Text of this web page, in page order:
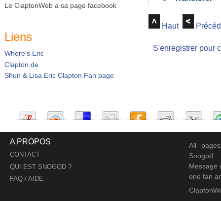
Le ClaptonWeb a sa page facebook
Liens
Where's Eric
Clapton.de
Shun & Lisa Eric Clapton Fan page
Haut
S'enregistrer pour
A PROPOS
CONTACT
QUI EST SNOGOD ?
FAQ / AIDE
All
Snogod
Message
one fan